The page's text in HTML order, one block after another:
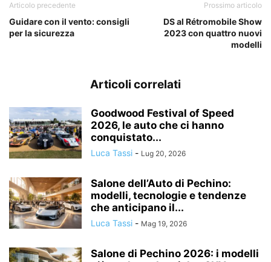
Articolo precedente
Guidare con il vento: consigli
per la sicurezza
Prossimo articolo
DS al Rétromobile Show
2023 con quattro nuovi
modelli
Articoli correlati
Goodwood Festival of Speed
2026, le auto che ci hanno
conquistato...
Luca Tassi - Lug 20, 2026
Salone dell’Auto di Pechino:
modelli, tecnologie e tendenze
che anticipano il...
Luca Tassi - Mag 19, 2026
Salone di Pechino 2026: i modelli